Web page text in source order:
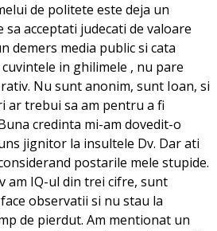
de politete este deja un
acceptati judecati de valoare
demers media public si cata
in ghilimele , nu pare
Nu sunt anonim, sunt Ioan, si
ar trebui sa am pentru a fi
credinta mi-am dovedit-o
jignitor la insultele Dv. Dar ati
postarile mele stupide.
am IQ-ul din trei cifre, sunt
observatii si nu stau la
de pierdut. Am mentionat un